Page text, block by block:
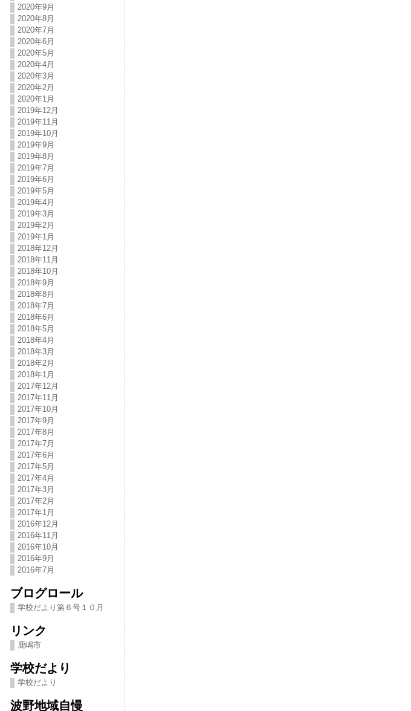
2020年9月
2020年8月
2020年7月
2020年6月
2020年5月
2020年4月
2020年3月
2020年2月
2020年1月
2019年12月
2019年11月
2019年10月
2019年9月
2019年8月
2019年7月
2019年6月
2019年5月
2019年4月
2019年3月
2019年2月
2019年1月
2018年12月
2018年11月
2018年10月
2018年9月
2018年8月
2018年7月
2018年6月
2018年5月
2018年4月
2018年3月
2018年2月
2018年1月
2017年12月
2017年11月
2017年10月
2017年9月
2017年8月
2017年7月
2017年6月
2017年5月
2017年4月
2017年3月
2017年2月
2017年1月
2016年12月
2016年11月
2016年10月
2016年9月
2016年7月
ブログロール
学校だより第６号１０月
リンク
鹿嶋市
学校だより
学校だより
波野地域自慢